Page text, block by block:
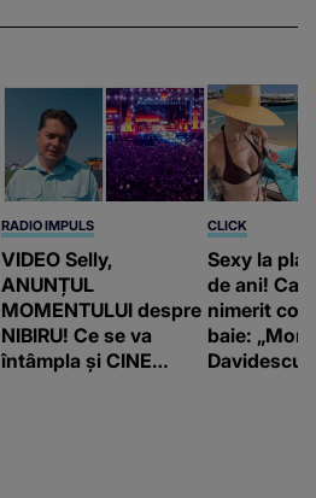
RADIO IMPULS
VIDEO Selly,
ANUNȚUL
MOMENTULUI despre
NIBIRU! Ce se va
întâmpla și CINE
CLICK
Sexy la
de ani!
nimerit
baie:
Davidescu